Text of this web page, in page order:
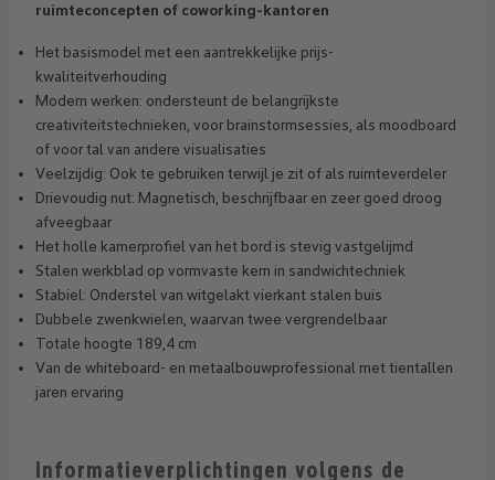
ruimteconcepten of coworking-kantoren
Het basismodel met een aantrekkelijke prijs-
kwaliteitverhouding
Modern werken: ondersteunt de belangrijkste
creativiteitstechnieken, voor brainstormsessies, als moodboard
of voor tal van andere visualisaties
Veelzijdig: Ook te gebruiken terwijl je zit of als ruimteverdeler
Drievoudig nut: Magnetisch, beschrijfbaar en zeer goed droog
afveegbaar
Het holle kamerprofiel van het bord is stevig vastgelijmd
Stalen werkblad op vormvaste kern in sandwichtechniek
Stabiel: Onderstel van witgelakt vierkant stalen buis
Dubbele zwenkwielen, waarvan twee vergrendelbaar
Totale hoogte 189,4 cm
Van de whiteboard- en metaalbouwprofessional met tientallen
jaren ervaring
Informatieverplichtingen volgens de